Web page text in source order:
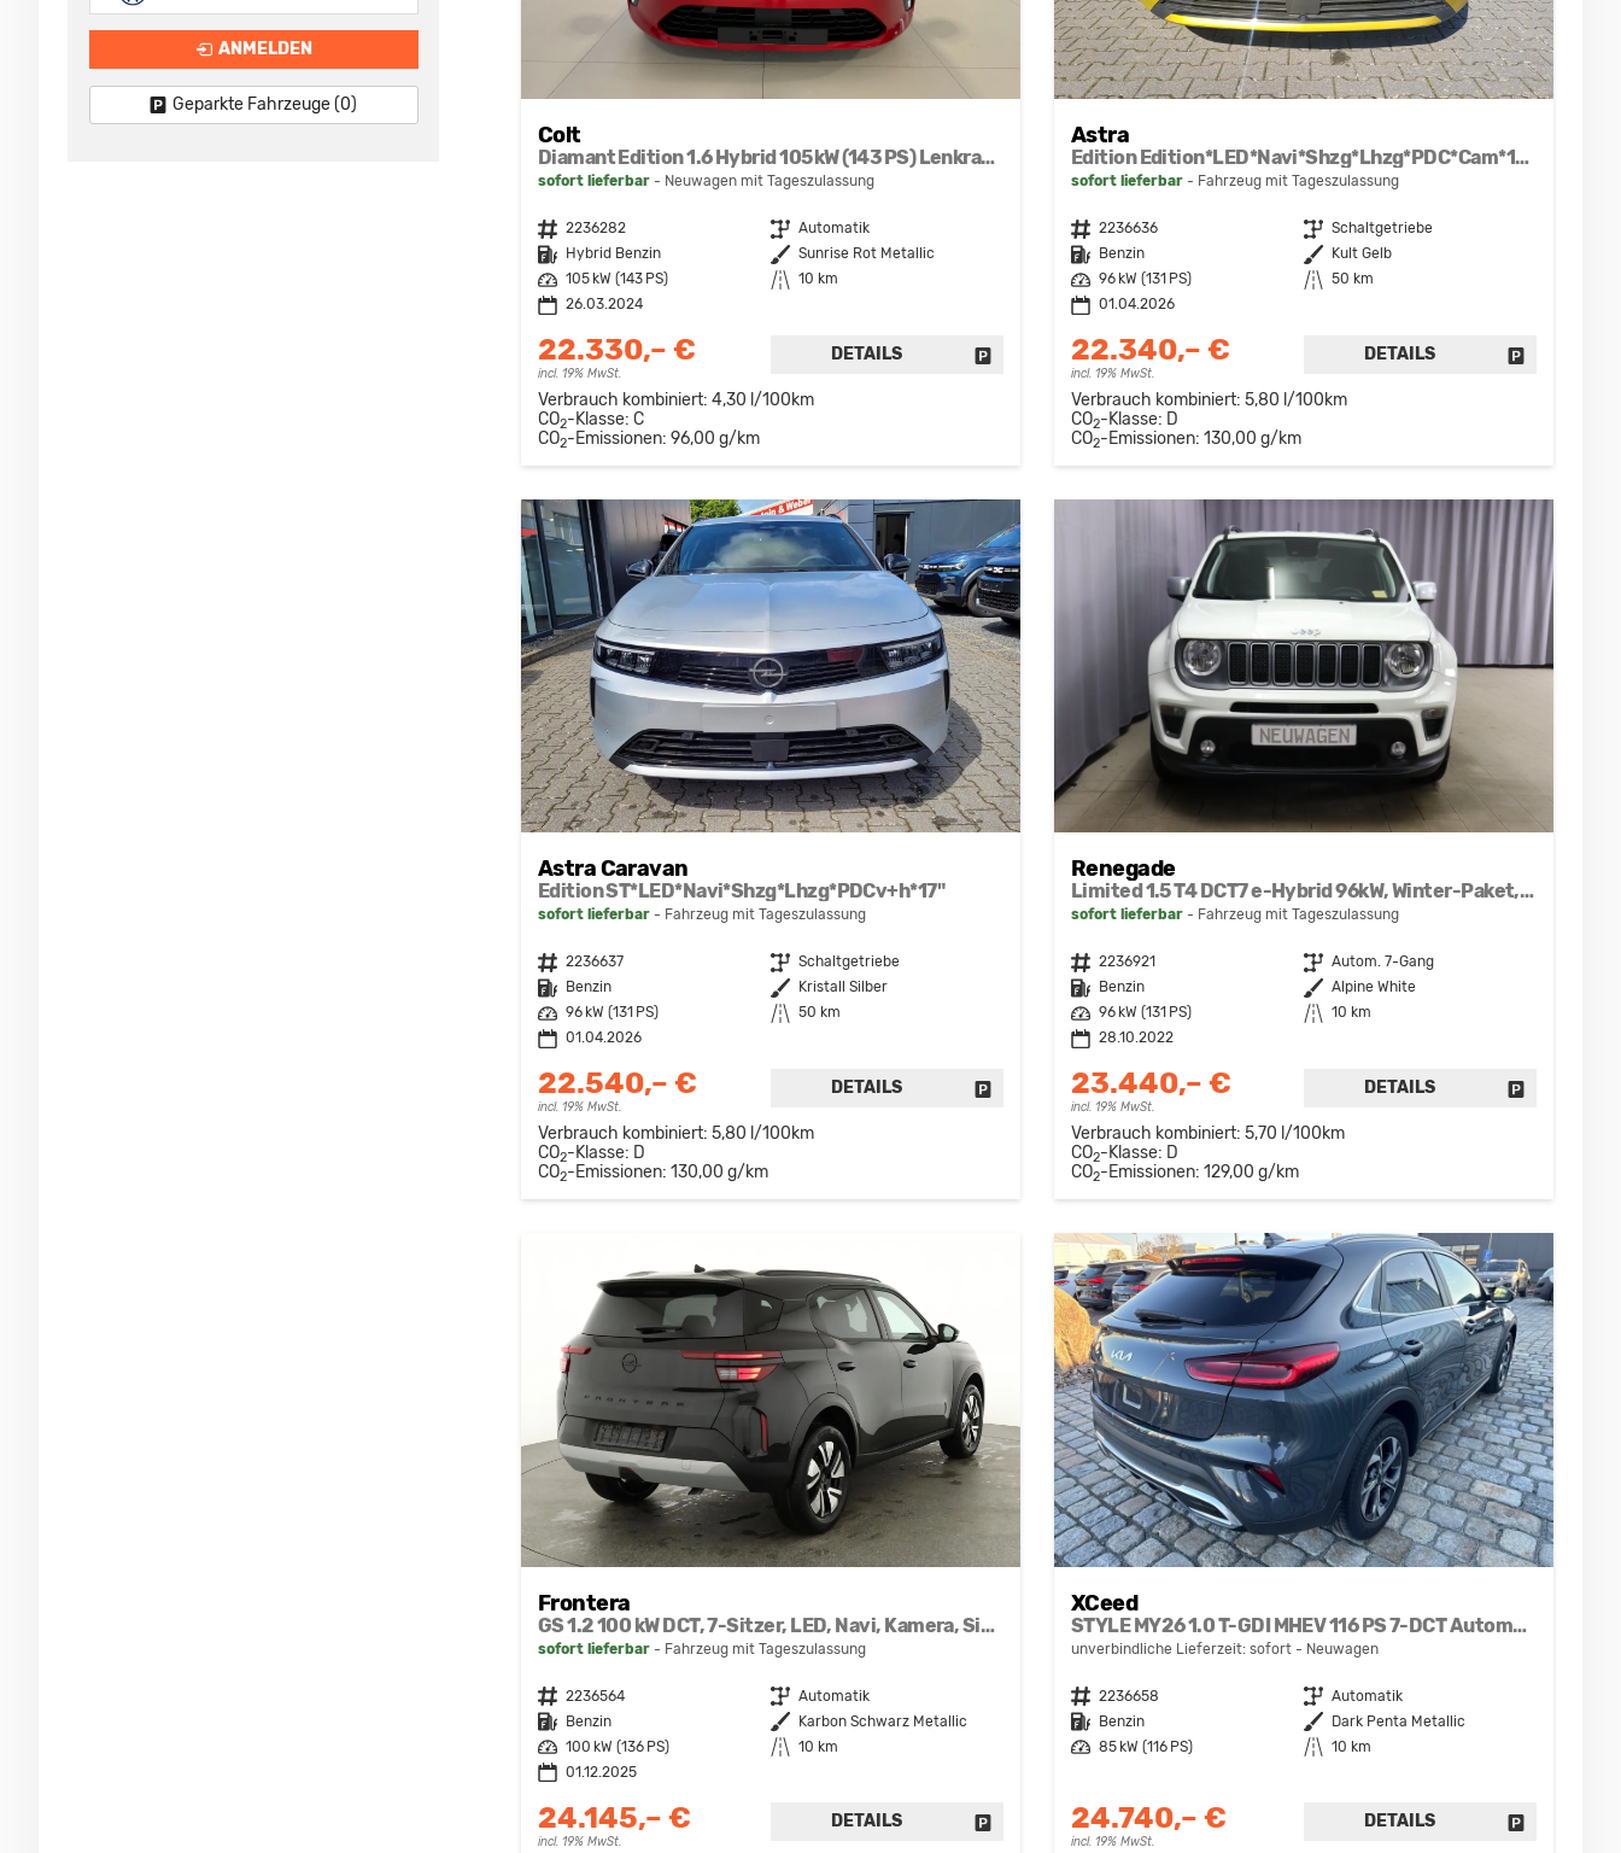
Colt
Diamant Edition 1.6 Hybrid 105 kW (143 PS) Lenkradheizung, Sitzheizung, Klimaautomatik, Around View Monitor mit Einparkhilfe und Rückfahrkamera, Navigationssystem, Radio, DAB, Android Auto & Apple CarPlay, 17 Zoll Leichtmetallfelgen, uvm.
sofort lieferbar Neuwagen mit Tageszulassung
Fahrzeugnr. 2236282 Getriebe Automatik
Kraftstoff
Hybrid Benzin Außenfarbe Sunrise Rot Metallic
Leistung
105 kW (143 PS) Kilometerstand
10 km
26.03.2024
22.330,– €
incl. 19% MwSt.
DETAILS FAHRZEUG DRUCKEN, PARKEN ODER VERGLEICHEN
Verbrauch kombiniert: 4,30 l/100km
CO2-Klasse: C
CO2-Emissionen: 96,00 g/km
Astra
Edition Edition*LED*Navi*Shzg*Lhzg*PDC*Cam*17Zoll*
sofort lieferbar Fahrzeug mit Tageszulassung
Fahrzeugnr. 2236636 Getriebe Schaltgetriebe
Kraftstoff
Benzin Außenfarbe
Kult Gelb
Leistung
96 kW (131 PS) Kilometerstand
50 km
01.04.2026
22.340,– €
incl. 19% MwSt.
DETAILS FAHRZEUG
Verbrauch kombiniert: 5,80 l/100km
CO2-Klasse: D
CO2-Emissionen: 130,00 g/km
Astra Caravan
Edition ST*LED*Navi*Shzg*Lhzg*PDCv+h*17"
sofort lieferbar Fahrzeug mit Tageszulassung
Fahrzeugnr. 2236637 Getriebe Schaltgetriebe
Kraftstoff
Benzin Außenfarbe
Kristall Silber
Leistung
96 kW (131 PS) Kilometerstand
50 km
01.04.2026
22.540,– €
incl. 19% MwSt.
DETAILS FAHRZEUG DRUCKEN, PARKEN ODER VERGLEICHEN
Verbrauch kombiniert: 5,80 l/100km
CO2-Klasse: D
CO2-Emissionen: 130,00 g/km
Renegade
Limited 1.5 T4 DCT7 e-Hybrid 96kW, Winter-Paket, 8.4"-Navigationssystem, Radio DAB, AppleCarPlay&AndroidAuto, Tempomat, LaneSense, Lichtsensor, Nebelscheinwerfer, 17"-Leichtmetallfelgen, uvm.
sofort lieferbar Fahrzeug mit Tageszulassung
Fahrzeugnr. 2236921 Getriebe Autom. 7-Gang
Kraftstoff
Benzin Außenfarbe Alpine White
Leistung
96 kW (131 PS) Kilometerstand
10 km
28.10.2022
23.440,– €
incl. 19% MwSt.
DETAILS
Verbrauch kombiniert: 5,70 l/100km
CO2-Klasse: D
CO2-Emissionen: 129,00 g/km
Frontera
GS 1.2 100 kW DCT, 7-Sitzer, LED, Navi, Kamera, Side, 17-Zoll
sofort lieferbar Fahrzeug mit Tageszulassung
Fahrzeugnr. 2236564 Getriebe Automatik
Kraftstoff
Benzin Außenfarbe
Karbon Schwarz Metallic
Leistung
100 kW (136 PS) Kilometerstand
10 km
01.12.2025
24.145,– €
incl. 19% MwSt.
DETAILS FAHRZEUG DRUCKEN, PARKEN ODER VERGLEICHEN
XCeed
STYLE MY26 1.0 T-GDI MHEV 116 PS 7-DCT Automatik-Teilleder-Navi-SHZ-beheizbares Lenkrad-Klimaautomatik 2Zonen-LED-Kamera-2xPDC-16"Alu-Sofort
unverbindliche Lieferzeit: sofort Neuwagen
Fahrzeugnr. 2236658 Getriebe Automatik
Kraftstoff
Benzin Außenfarbe
Dark Penta Metallic
Leistung
85 kW (116 PS) Kilometerstand 10 km
24.740,– €
incl. 19% MwSt.
DETAILS
ANMELDEN
Geparkte Fahrzeuge (0)